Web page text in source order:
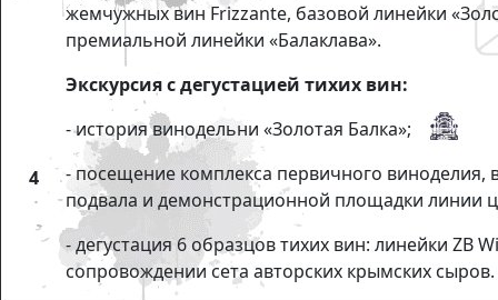
жемчужных вин Frizzante, базовой линейки
премиальной линейки «Балаклава».
4
Экскурсия с дегустацией тихих вин:
- история винодельни «Золотая Балка»;
- посещение комплекса первичного виноделия,
подвала и демонстрационной площадки линии
- дегустация 6 образцов тихих вин: линейки ZB
сопровождении сета авторских крымских сыров.